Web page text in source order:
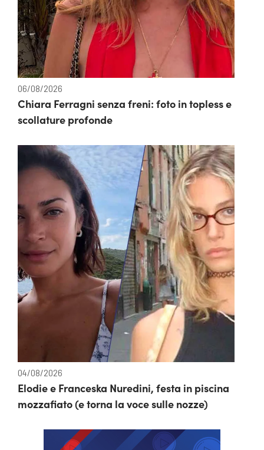
06/08/2026
Chiara Ferragni senza freni: foto in topless e
scollature profonde
04/08/2026
Elodie e Franceska Nuredini, festa in piscina
mozzafiato (e torna la voce sulle nozze)